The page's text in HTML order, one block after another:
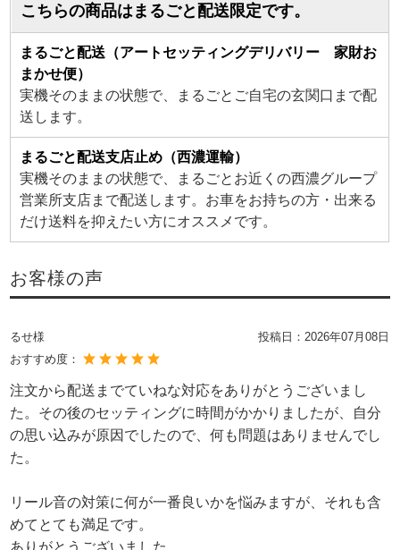
こちらの商品はまるごと配送限定です。
まるごと配送（アートセッティングデリバリー 家財お
まかせ便）
実機そのままの状態で、まるごとご自宅の玄関口まで配
送します。
まるごと配送支店止め（西濃運輸）
実機そのままの状態で、まるごとお近くの西濃グループ
営業所支店まで配送します。お車をお持ちの方・出来る
だけ送料を抑えたい方にオススメです。
お客様の声
るせ様 投稿日： 2026年07月08日
おすすめ度：
注文から配送までていねな対応をありがとうございまし
た。その後のセッティングに時間がかかりましたが、自分
の思い込みが原因でしたので、何も問題はありませんでし
た。
リール音の対策に何が一番良いかを悩みますが、それも含
めてとても満足です。
ありがとうございました。